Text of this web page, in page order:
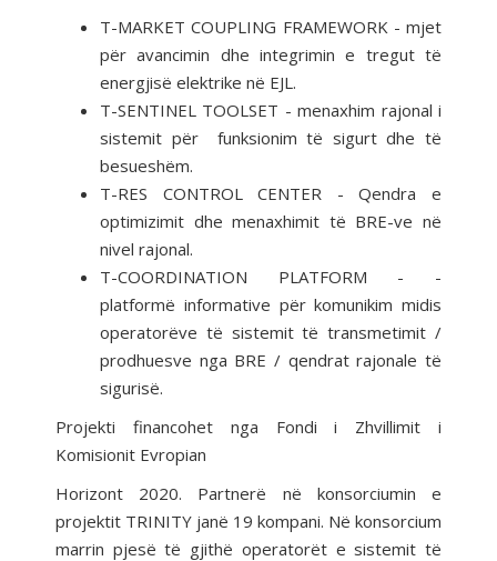
T-MARKET COUPLING FRAMEWORK - mjet
për avancimin dhe integrimin e tregut të
energjisë elektrike në EJL.
T-SENTINEL TOOLSET - menaxhim rajonal i
sistemit për funksionim të sigurt dhe të
besueshëm.
T-RES CONTROL CENTER - Qendra e
optimizimit dhe menaxhimit të BRE-ve në
nivel rajonal.
T-COORDINATION PLATFORM - -
platformë informative për komunikim midis
operatorëve të sistemit të transmetimit /
prodhuesve nga BRE / qendrat rajonale të
sigurisë.
Projekti financohet nga Fondi i Zhvillimit i
Komisionit Evropian
Horizont 2020. Partnerë në konsorciumin e
projektit TRINITY janë 19 kompani. Në konsorcium
marrin pjesë të gjithë operatorët e sistemit të